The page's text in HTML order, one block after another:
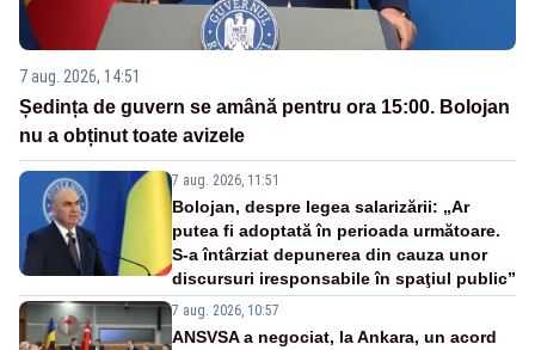
7 aug. 2026, 14:51
Ședința de guvern se amână pentru ora 15:00. Bolojan
nu a obținut toate avizele
7 aug. 2026, 11:51
Bolojan, despre legea salarizării: „Ar
putea fi adoptată în perioada următoare.
S-a întârziat depunerea din cauza unor
discursuri iresponsabile în spaţiul public”
7 aug. 2026, 10:57
ANSVSA a negociat, la Ankara, un acord